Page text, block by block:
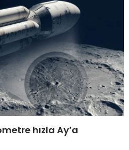
hızla Ay’a